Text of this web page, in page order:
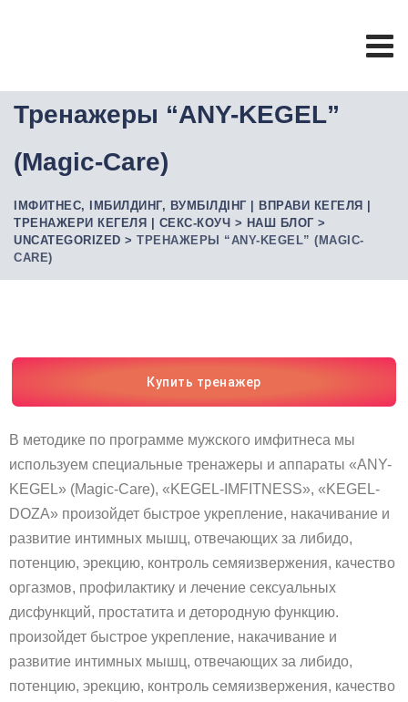
Тренажеры “ANY-KEGEL”
(Magic-Care)
ІМФИТНЕС, ІМБИЛДИНГ, ВУМБІЛДІНГ | ВПРАВИ КЕГЕЛЯ |
ТРЕНАЖЕРИ КЕГЕЛЯ | СЕКС-КОУЧ > НАШ БЛОГ >
UNCATEGORIZED > ТРЕНАЖЕРЫ “ANY-KEGEL” (MAGIC-
CARE)
Купить тренажер
В методике по программе мужского имфитнеса мы
используем специальные тренажеры и аппараты «ANY-
KEGEL» (Magic-Care), «KEGEL-IMFITNESS», «KEGEL-
DOZA» произойдет быстрое укрепление, накачивание и
развитие интимных мышц, отвечающих за либидо,
потенцию, эрекцию, контроль семяизвержения, качество
оргазмов, профилактику и лечение сексуальных
дисфункций, простатита и детородную функцию.
произойдет быстрое укрепление, накачивание и
развитие интимных мышц, отвечающих за либидо,
потенцию, эрекцию, контроль семяизвержения, качество